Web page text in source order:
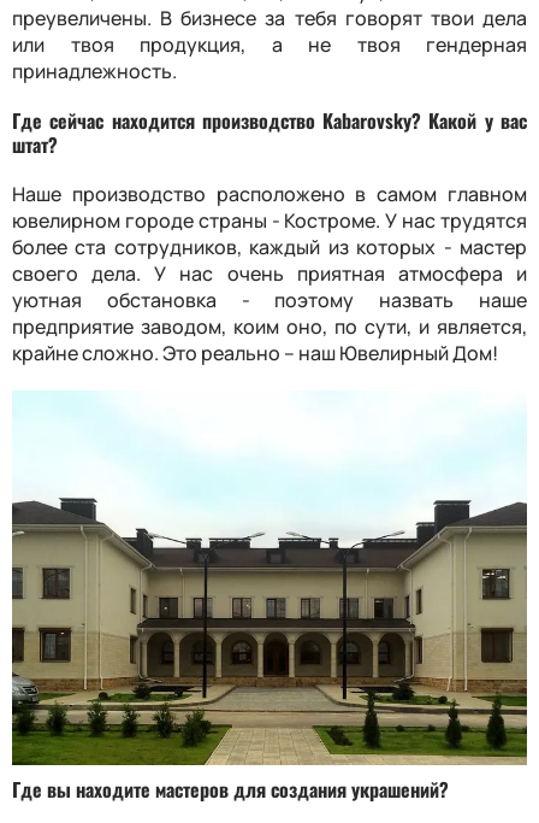
преувеличены. В бизнесе за тебя говорят твои дела
или твоя продукция, а не твоя гендерная
принадлежность.
Где сейчас находится производство Kabarovsky? Какой у вас
штат?
Наше производство расположено в самом главном
ювелирном городе страны - Костроме. У нас трудятся
более ста сотрудников, каждый из которых - мастер
своего дела. У нас очень приятная атмосфера и
уютная обстановка - поэтому назвать наше
предприятие заводом, коим оно, по сути, и является,
крайне сложно. Это реально – наш Ювелирный Дом!
Где вы находите мастеров для создания украшений?